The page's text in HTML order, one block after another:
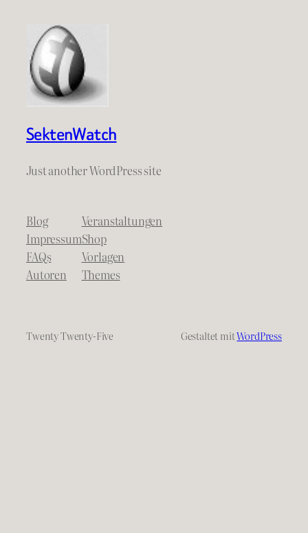
SektenWatch
Just another WordPress site
Blog
Impressum
FAQs
Autoren
Veranstaltungen
Shop
Vorlagen
Themes
Twenty Twenty-Five Gestaltet mitWordPress